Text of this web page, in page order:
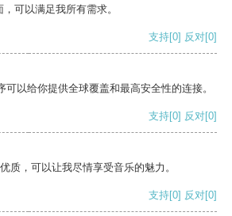
可以满足我所有需求。
支持[0] 反对[0]
以给你提供全球覆盖和最高安全性的连接。
支持[0] 反对[0]
质，可以让我尽情享受音乐的魅力。
支持[0] 反对[0]